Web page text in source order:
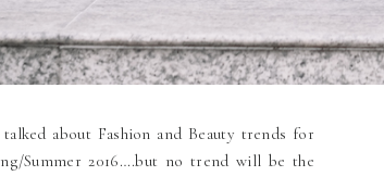
talked about Fashion and Beauty trends for
Summer 2016….but no trend will be the